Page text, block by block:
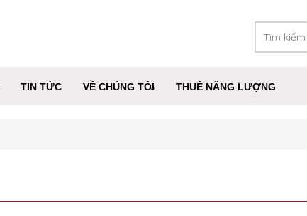
TIN TỨC VỀ CHÚNG TÔI THUÊ NĂNG LƯỢNG